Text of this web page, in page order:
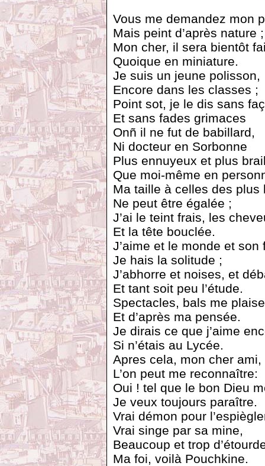
Vous me demandez mon
Mais peint d’après nature ;
Mon cher, il sera bientôt
Quoique en miniature.
Je suis un jeune polisson,
Encore dans les classes ;
Point sot, je le dis sans
Et sans fades grimaces
Onñ il ne fut de babillard,
Ni docteur en Sorbonne
Plus ennuyeux et plus
Que moi-même en
Ma taille à celles des plus
Ne peut être égalée ;
J’ai le teint frais, les
Et la tête bouclée.
J’aime et le monde et son
Je hais la solitude ;
J’abhorre et noises, et
Et tant soit peu l’étude.
Spectacles, bals me
Et d’après ma pensée.
Je dirais ce que j’aime
Si n’étais au Lycée.
Apres cela, mon cher ami,
L’on peut me reconnaître:
Oui ! tel que le bon Dieu
Je veux toujours paraître.
Vrai démon pour
Vrai singe par sa mine,
Beaucoup et trop
Ma foi, voilà Pouchkine.